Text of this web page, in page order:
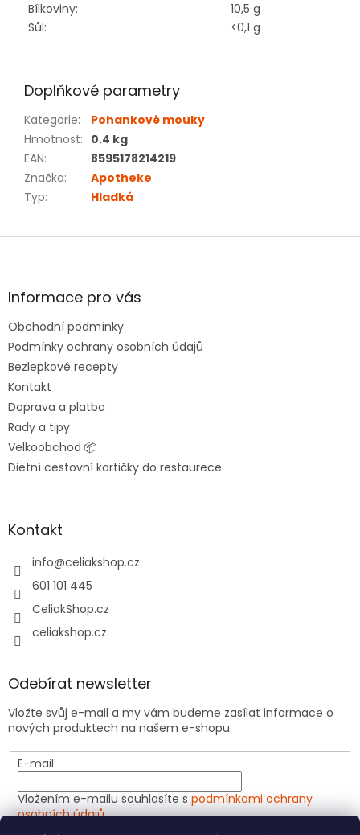
Bílkoviny:
10,5 g
Sůl:
<0,1 g
Doplňkové parametry
Kategorie:
Pohankové mouky
Hmotnost: 0.4 kg
EAN:
8595178214219
Značka:
Apotheke
Typ: Hladká
Z
aInformace pro vás
Obchodní podmínky
Podmínky ochrany osobních údajů
Bezlepkové recepty
Kontakt
Doprava a platba
Rady a tipy
Velkoobchod 📦
Dietní cestovní kartičky do restaurece
Kontakt
info@celiakshop.cz
601 101 445
CeliakShop.cz
celiakshop.cz
Odebírat newsletter
Vložte svůj e-mail a my vám budeme zasílat informace o
nových produktech na našem e-shopu.
E-mail
Vložením e-mailu souhlasíte s podmínkami ochrany
osobních údajů